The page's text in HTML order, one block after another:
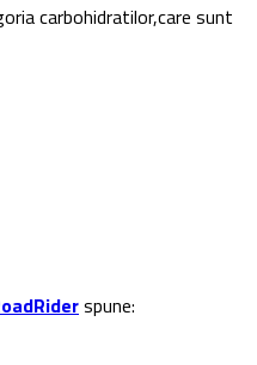
carbohidratilor,care sunt
spune: